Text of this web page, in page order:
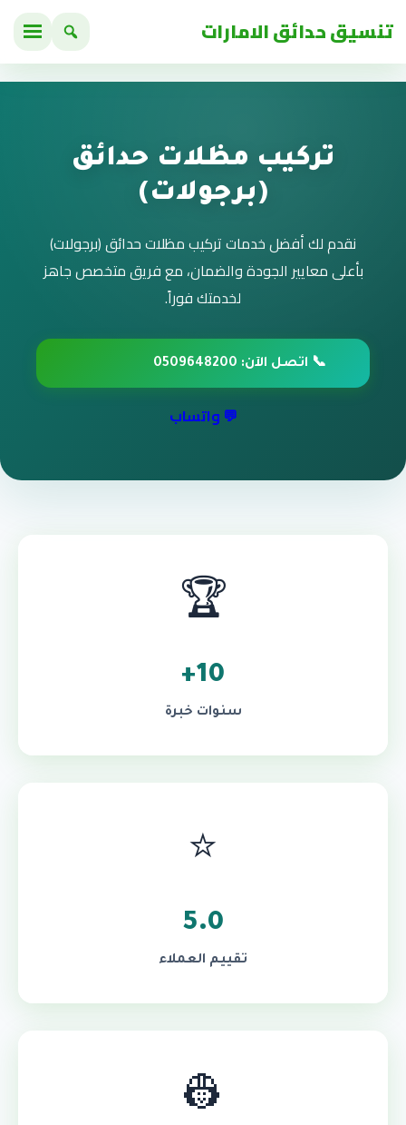
تنسيق حدائق الامارات
تركيب مظلات حدائق
(برجولات)
نقدم لك أفضل خدمات تركيب مظلات حدائق (برجولات)
بأعلى معايير الجودة والضمان، مع فريق متخصص جاهز
لخدمتك فوراً.
📞 اتصل الآن: 0509648200
💬 واتساب
🏆
10+
سنوات خبرة
⭐
5.0
تقييم العملاء
👷